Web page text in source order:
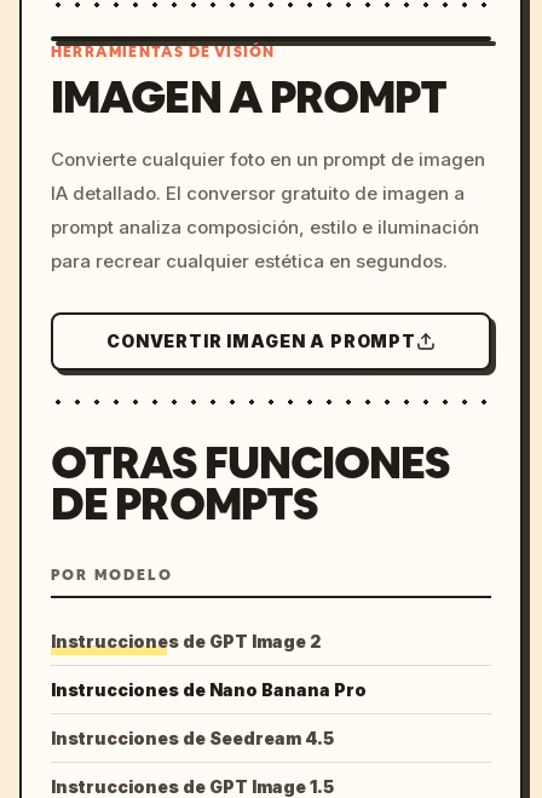
c, cyberpunk sunset, neon
colors, 8k --v 6.0
HERRAMIENTAS DE VISIÓN
IMAGEN A PROMPT
Convierte cualquier foto en un prompt de imagen
IA detallado. El conversor gratuito de imagen a
prompt analiza composición, estilo e iluminación
para recrear cualquier estética en segundos.
CONVERTIR IMAGEN A PROMPT
OTRAS FUNCIONES
DE PROMPTS
POR MODELO
Instrucciones de GPT Image 2
Instrucciones de Nano Banana Pro
Instrucciones de Seedream 4.5
Instrucciones de GPT Image 1.5